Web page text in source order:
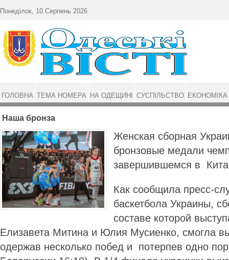
Наша бронза
Женская сборная
бронзовые медали
завершившемся в
Как сообщила пресс-
баскетбола Украины,
составе которой
Елизавета Митина и Юлия Мусиенко, смогла
одержав несколько побед и потерпев одно
Понеділок, 10 Серпень 2026
ГОЛОВНА ТЕМА НОМЕРА НА ОДЕЩИНІ СУСПІЛЬСТВО ЕКОНОМІКА